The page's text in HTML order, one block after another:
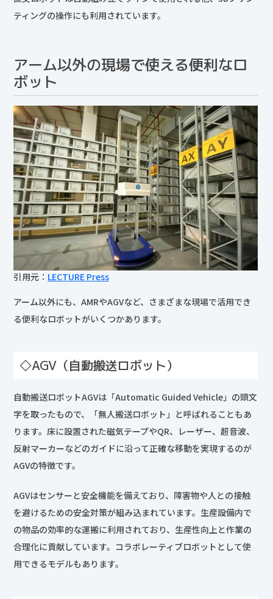
ティングの操作にも利用されています。
アーム以外の現場で使える便利なロ
ボット
引用元： LECTURE Press
アーム以外にも、AMRやAGVなど、さまざまな現場で活用でき
る便利なロボットがいくつかあります。
◇AGV（自動搬送ロボット）
自動搬送ロボットAGVは「Automatic Guided Vehicle」の頭文
字を取ったもので、「無人搬送ロボット」と呼ばれることもあ
ります。床に設置された磁気テープやQR、レーザー、超音波、
反射マーカーなどのガイドに沿って正確な移動を実現するのが
AGVの特徴です。
AGVはセンサーと安全機能を備えており、障害物や人との接触
を避けるための安全対策が組み込まれています。生産設備内で
の物品の効率的な運搬に利用されており、生産性向上と作業の
合理化に貢献しています。コラボレーティブロボットとして使
用できるモデルもあります。